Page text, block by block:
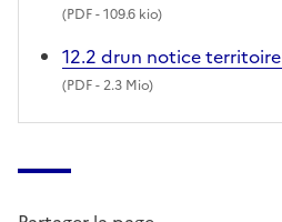
(PDF- 109.6 kio)
12.2 drun notice territoire
(PDF- 2.3 Mio)